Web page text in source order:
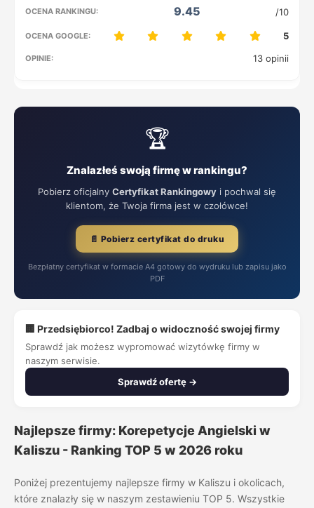
9.45 /10
5
13 opinii
🏆
Znalazłeś swoją firmę w rankingu?
Pobierz oficjalny Certyfikat Rankingowy i pochwal się
klientom, że Twoja firma jest w czołówce!
📄 Pobierz certyfikat do druku
Bezpłatny certyfikat w formacie A4 gotowy do wydruku lub zapisu jako
PDF
🏢 Przedsiębiorco! Zadbaj o widoczność swojej firmy
Sprawdź jak możesz wypromować wizytówkę firmy w
naszym serwisie.
Sprawdź ofertę →
Najlepsze firmy: Korepetycje Angielski w
Kaliszu - Ranking TOP 5 w 2026 roku
Poniżej prezentujemy najlepsze firmy w Kaliszu i okolicach,
które znalazły się w naszym zestawieniu TOP 5. Wszystkie